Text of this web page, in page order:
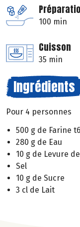
100 min
Cuisson
35 min
Ingrédients
Pour 4 personnes
500 g de Farine
280 g de Eau
10 g de Levure
Sel
10 g de Sucre
3 cl de Lait